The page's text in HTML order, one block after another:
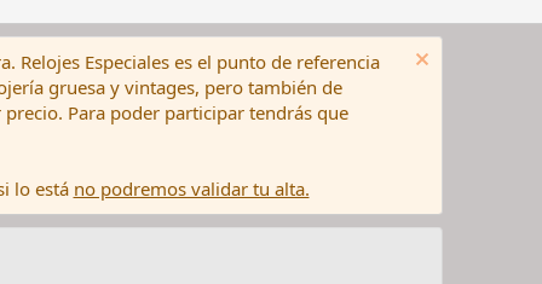
Relojes Especiales es el punto de referencia
gruesa y vintages, pero también de
Para poder participar tendrás que
lo está no podremos validar tu alta.